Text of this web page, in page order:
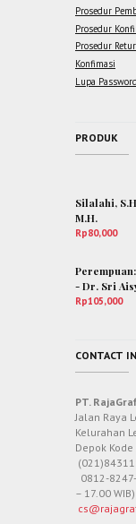
Prosedur
Prosedur
Prosedur Retur
Konfimasi
Lupa Password
PRODUK
Silalahi,
M.H.
Rp80,000
- Dr. Sri
Rp105,000
CONTACT
PT.
Jalan Raya
Kelurahan
Depok
0812-
– 17.00 WIB)